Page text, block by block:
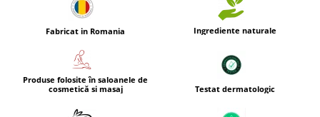
Fabricat in Romania Ingrediente naturale
Produse folosite în saloanele de
cosmetică si masaj
Testat dermatologic